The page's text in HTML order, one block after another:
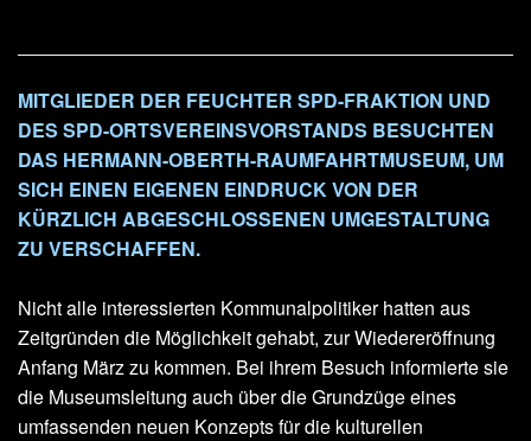
MITGLIEDER DER FEUCHTER SPD-FRAKTION UND
DES SPD-ORTSVEREINSVORSTANDS BESUCHTEN
DAS HERMANN-OBERTH-RAUMFAHRTMUSEUM, UM
SICH EINEN EIGENEN EINDRUCK VON DER
KÜRZLICH ABGESCHLOSSENEN UMGESTALTUNG
ZU VERSCHAFFEN.
Nicht alle interessierten Kommunalpolitiker hatten aus
Zeitgründen die Möglichkeit gehabt, zur Wiedereröffnung
Anfang März zu kommen. Bei ihrem Besuch informierte sie
die Museumsleitung auch über die Grundzüge eines
umfassenden neuen Konzepts für die kulturellen